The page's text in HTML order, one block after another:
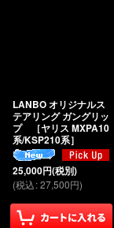
LANBO オリジナルス
テアリング ガングリッ
プ ［ヤリス MXPA10
系/KSP210系］
25,000円(税別)
(税込:27,500円)